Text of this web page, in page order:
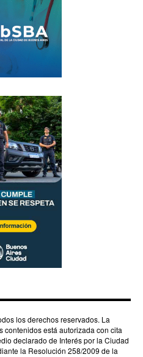
los derechos reservados. La
contenidos está autorizada con cita
declarado de Interés por la Ciudad
la Resolución 258/2009 de la